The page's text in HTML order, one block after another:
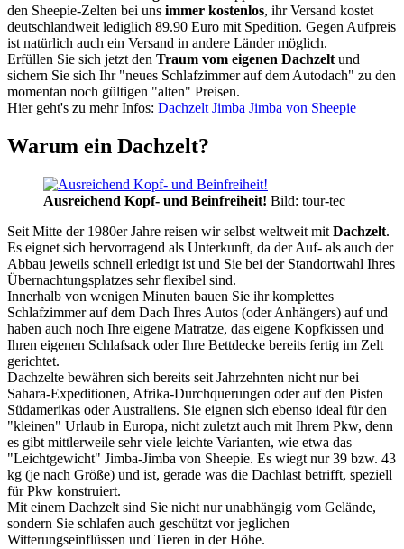
den Sheepie-Zelten bei uns immer kostenlos, ihr Versand kostet
deutschlandweit lediglich 89.90 Euro mit Spedition. Gegen Aufpreis
ist natürlich auch ein Versand in andere Länder möglich.
Erfüllen Sie sich jetzt den Traum vom eigenen Dachzelt und
sichern Sie sich Ihr "neues Schlafzimmer auf dem Autodach" zu den
momentan noch gültigen "alten" Preisen.
Hier geht's zu mehr Infos: Dachzelt Jimba Jimba von Sheepie
Warum ein Dachzelt?
Ausreichend Kopf- und Beinfreiheit! Bild: tour-tec
Seit Mitte der 1980er Jahre reisen wir selbst weltweit mit Dachzelt.
Es eignet sich hervorragend als Unterkunft, da der Auf- als auch der
Abbau jeweils schnell erledigt ist und Sie bei der Standortwahl Ihres
Übernachtungsplatzes sehr flexibel sind.
Innerhalb von wenigen Minuten bauen Sie ihr komplettes
Schlafzimmer auf dem Dach Ihres Autos (oder Anhängers) auf und
haben auch noch Ihre eigene Matratze, das eigene Kopfkissen und
Ihren eigenen Schlafsack oder Ihre Bettdecke bereits fertig im Zelt
gerichtet.
Dachzelte bewähren sich bereits seit Jahrzehnten nicht nur bei
Sahara-Expeditionen, Afrika-Durchquerungen oder auf den Pisten
Südamerikas oder Australiens. Sie eignen sich ebenso ideal für den
"kleinen" Urlaub in Europa, nicht zuletzt auch mit Ihrem Pkw, denn
es gibt mittlerweile sehr viele leichte Varianten, wie etwa das
"Leichtgewicht" Jimba-Jimba von Sheepie. Es wiegt nur 39 bzw. 43
kg (je nach Größe) und ist, gerade was die Dachlast betrifft, speziell
für Pkw konstruiert.
Mit einem Dachzelt sind Sie nicht nur unabhängig vom Gelände,
sondern Sie schlafen auch geschützt vor jeglichen
Witterungseinflüssen und Tieren in der Höhe.